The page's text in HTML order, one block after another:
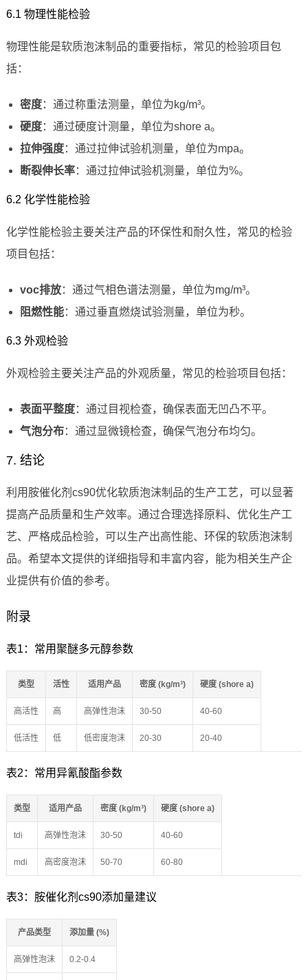
6.1 物理性能检验
物理性能是软质泡沫制品的重要指标，常见的检验项目包
括：
密度：通过称重法测量，单位为kg/m³。
硬度：通过硬度计测量，单位为shore a。
拉伸强度：通过拉伸试验机测量，单位为mpa。
断裂伸长率：通过拉伸试验机测量，单位为%。
6.2 化学性能检验
化学性能检验主要关注产品的环保性和耐久性，常见的检验
项目包括：
voc排放：通过气相色谱法测量，单位为mg/m³。
阻燃性能：通过垂直燃烧试验测量，单位为秒。
6.3 外观检验
外观检验主要关注产品的外观质量，常见的检验项目包括：
表面平整度：通过目视检查，确保表面无凹凸不平。
气泡分布：通过显微镜检查，确保气泡分布均匀。
7. 结论
利用胺催化剂cs90优化软质泡沫制品的生产工艺，可以显著
提高产品质量和生产效率。通过合理选择原料、优化生产工
艺、严格成品检验，可以生产出高性能、环保的软质泡沫制
品。希望本文提供的详细指导和丰富内容，能为相关生产企
业提供有价值的参考。
附录
表1：常用聚醚多元醇参数
类型 活性 适用产品 密度 (kg/m³) 硬度 (shore a)
高活性 高 高弹性泡沫 30-50 40-60
低活性 低 低密度泡沫 20-30 20-40
表2：常用异氰酸酯参数
类型 适用产品 密度 (kg/m³) 硬度 (shore a)
tdi 高弹性泡沫 30-50 40-60
mdi 高密度泡沫 50-70 60-80
表3：胺催化剂cs90添加量建议
产品类型 添加量 (%)
高弹性泡沫 0.2-0.4